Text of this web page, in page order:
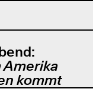
Amerika
kommt